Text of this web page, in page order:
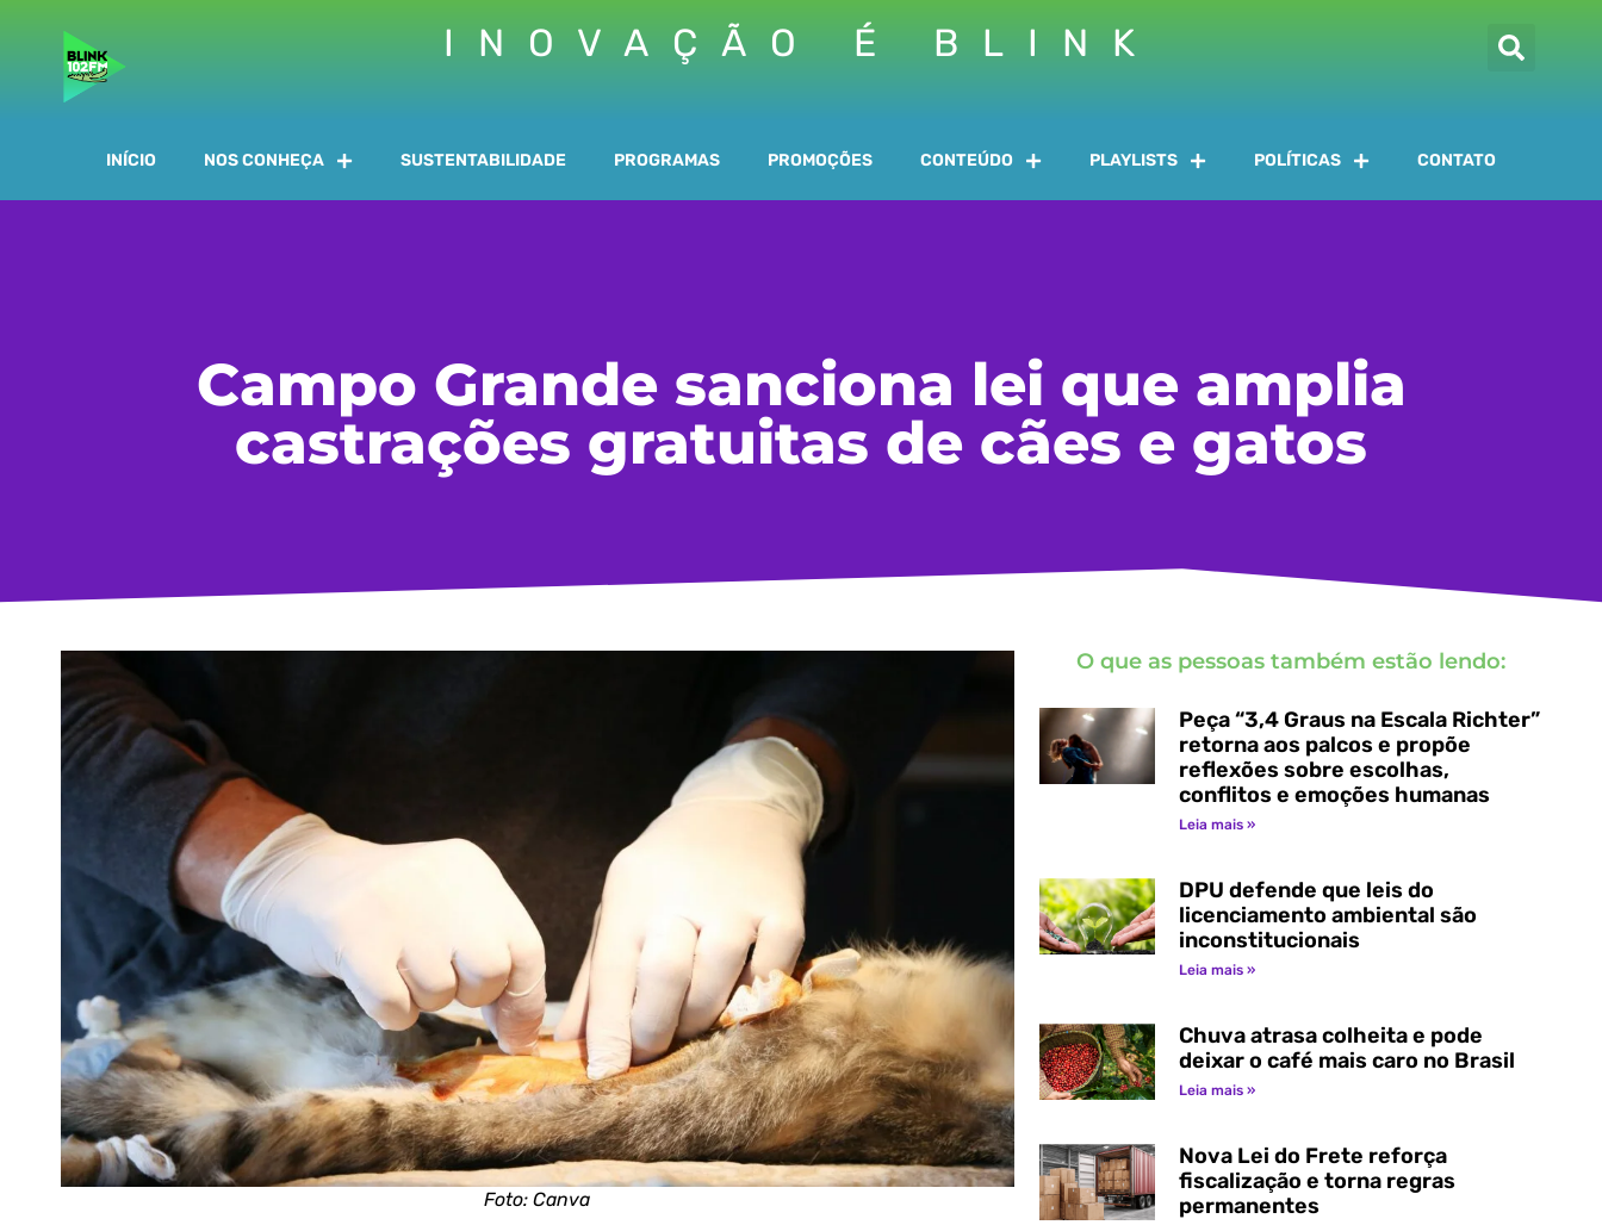
INOVAÇÃO É BLINK
INÍCIO NOS CONHEÇA SUSTENTABILIDADE PROGRAMAS PROMOÇÕES CONTEÚDO PLAYLISTS POLÍTICAS CONTATO
Campo Grande sanciona lei que amplia
castrações gratuitas de cães e gatos
Foto: Canva
O que as pessoas também estão lendo:
Peça “3,4 Graus na Escala Richter”
retorna aos palcos e propõe
reflexões sobre escolhas,
conflitos e emoções humanas
Leia mais »
DPU defende que leis do
licenciamento ambiental são
inconstitucionais
Leia mais »
Chuva atrasa colheita e pode
deixar o café mais caro no Brasil
Leia mais »
Nova Lei do Frete reforça
fiscalização e torna regras
permanentes